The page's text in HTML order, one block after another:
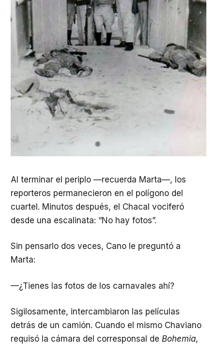
Al terminar el periplo —recuerda Marta—, los
reporteros permanecieron en el polígono del
cuartel. Minutos después, el Chacal vociferó
desde una escalinata: “No hay fotos”.
Sin pensarlo dos veces, Cano le preguntó a
Marta:
—¿Tienes las fotos de los carnavales ahí?
Sigilosamente, intercambiaron las películas
detrás de un camión. Cuando el mismo Chaviano
requisó la cámara del corresponsal de Bohemia,